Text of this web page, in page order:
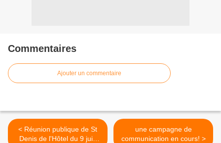
Commentaires
Ajouter un commentaire
< Réunion publique de St
Denis de l'Hôtel du 9 juin
une campagne de
communication en cours! >